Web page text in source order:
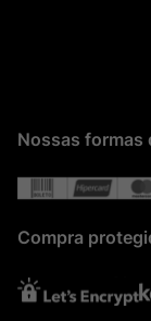
Nossas formas
Compra